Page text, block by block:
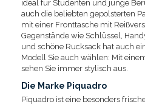
ideal für Studenten und junge
auch die beliebten gepolsterten
mit einer Fronttasche mit
Gegenstände wie Schlüssel,
und schöne Rucksack hat auch
Modell Sie auch wählen: Mit
sehen Sie immer stylisch aus.
Die Marke Piquadro
Piquadro ist eine besonders